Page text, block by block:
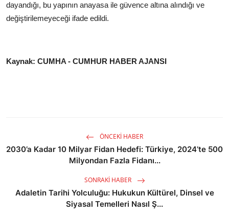
dayandığı, bu yapının anayasa ile güvence altına alındığı ve
değiştirilemeyeceği ifade edildi.
Kaynak: CUMHA - CUMHUR HABER AJANSI
ÖNCEKI HABER
2030’a Kadar 10 Milyar Fidan Hedefi: Türkiye, 2024’te 500
Milyondan Fazla Fidanı...
SONRAKI HABER
Adaletin Tarihi Yolculuğu: Hukukun Kültürel, Dinsel ve
Siyasal Temelleri Nasıl Ş...